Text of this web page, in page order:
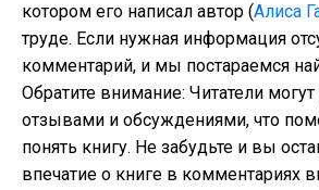
котором его написал автор (Алиса
труде. Если нужная информация
комментарий, и мы постараемся
Обратите внимание: Читатели
отзывами и обсуждениями, что
понять книгу. Не забудьте и вы
впечатие о книге в комментариях